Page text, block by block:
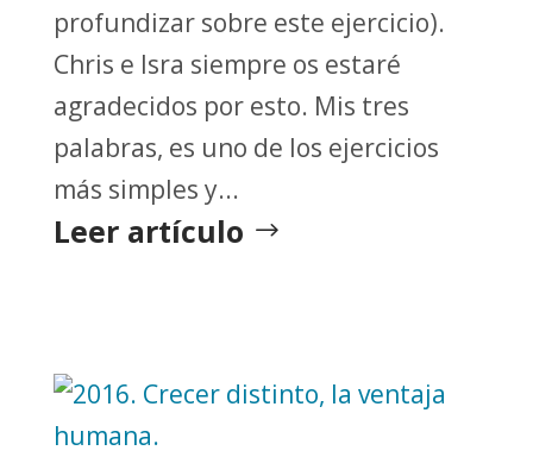
profundizar sobre este ejercicio).
Chris e Isra siempre os estaré
agradecidos por esto. Mis tres
palabras, es uno de los ejercicios
más simples y...
Leer artículo